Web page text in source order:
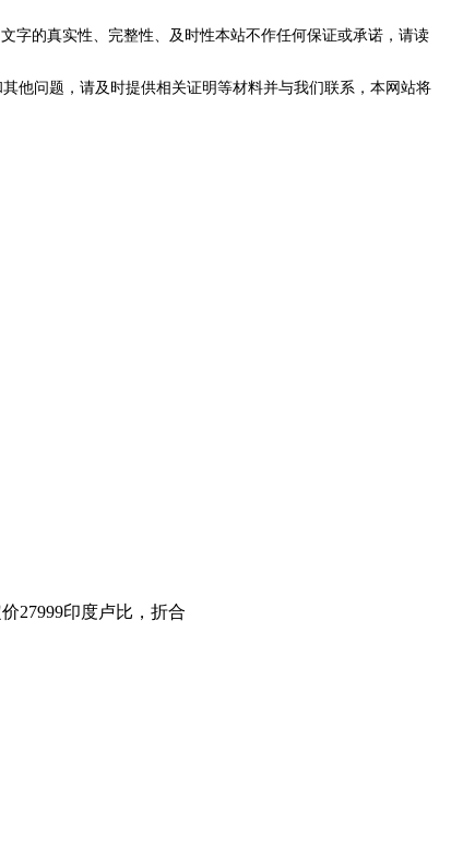
字的真实性、完整性、及时性本站不作任何保证或承诺，请读
他问题，请及时提供相关证明等材料并与我们联系，本网站将
27999印度卢比，折合